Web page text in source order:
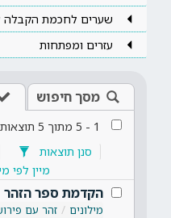
שערים לחכמת הקבלה
עזרים ומפתחות
מסך חיפוש
1
-
5 מתוך 5 תוצאות
סנן תוצאות
מיין לפי
הקדמת ספר הזהר
מילונים זהר עם